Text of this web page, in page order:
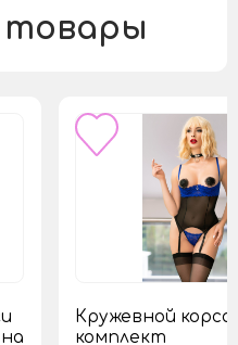
товары
Кружевной
комплект